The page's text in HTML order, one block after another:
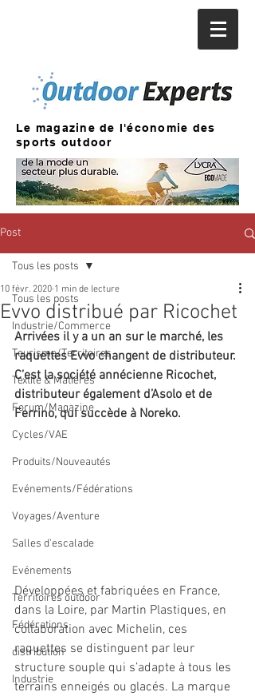
Le magazine de l'économie des
sports outdoor
Post
Tous les posts
Industrie/Commerce
Tourisme/Territoires
Textile & Matières
Forum/Magazine
Cycles/VAE
Produits/Nouveautés
Evénements/Fédérations
Voyages/Aventure
Salles d'escalade
Evénements
Territoires outdoor
Fédérations
distribution
Industrie
Tous les posts
Evvo distribué par Ricochet
10 févr. 2020 1 min de lecture
Arrivées il y a un an sur le marché, les
raquettes Evvo changent de distributeur.
C’est la société annécienne Ricochet,
distributeur également d’Asolo et de
Ferrino, qui succède à Noreko.
Développées et fabriquées en France,
dans la Loire, par Martin Plastiques, en
collaboration avec Michelin, ces
raquettes se distinguent par leur
structure souple qui s’adapte à tous les
terrains enneigés ou glacés. La marque